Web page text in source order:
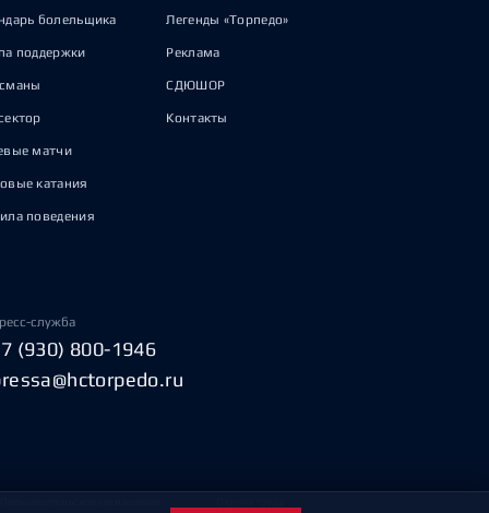
болельщика
поддержки
матчи
катания
поведения
Легенды «Торпедо»
Реклама
СДЮШОР
Контакты
служба
(930) 800-1946